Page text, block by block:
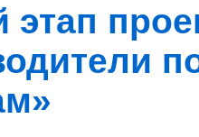
этап